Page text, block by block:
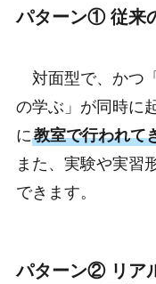
パターン① 従来
対面型で、かつ
の学ぶ」が同時に
に教室で行われて
また、実験や実習
できます。
パターン② リア